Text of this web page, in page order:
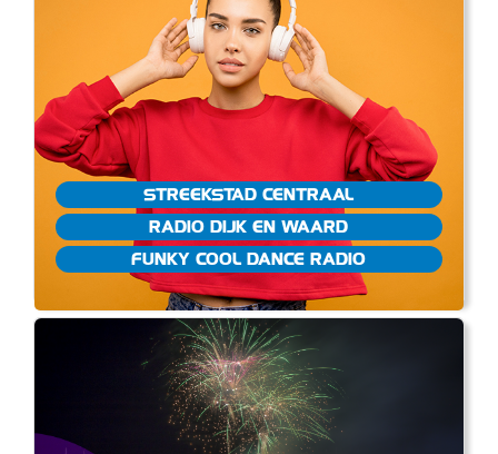
STREEKSTAD CENTRAAL
RADIO DIJK EN WAARD
FUNKY COOL DANCE RADIO